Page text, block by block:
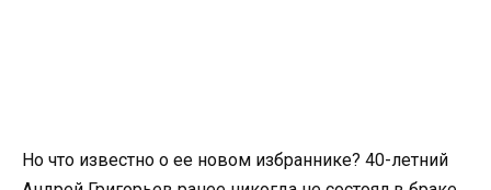
Но что известно о ее новом избраннике? 40-летний